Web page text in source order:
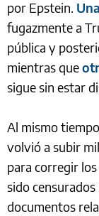
por Epstein.
fugazmente a
pública y
mientras que
sigue sin estar
Al mismo
volvió a subir
para corregir
sido
documentos